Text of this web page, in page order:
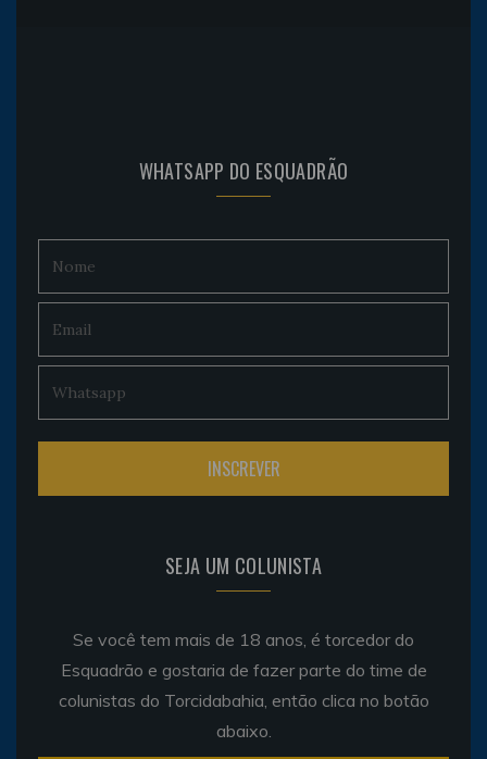
WHATSAPP DO ESQUADRÃO
SEJA UM COLUNISTA
Se você tem mais de 18 anos, é torcedor do
Esquadrão e gostaria de fazer parte do time de
colunistas do Torcidabahia, então clica no botão
abaixo.